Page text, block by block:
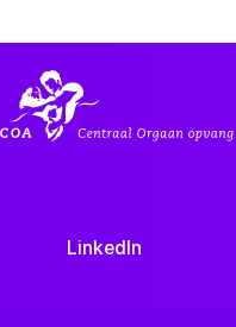
LinkedIn